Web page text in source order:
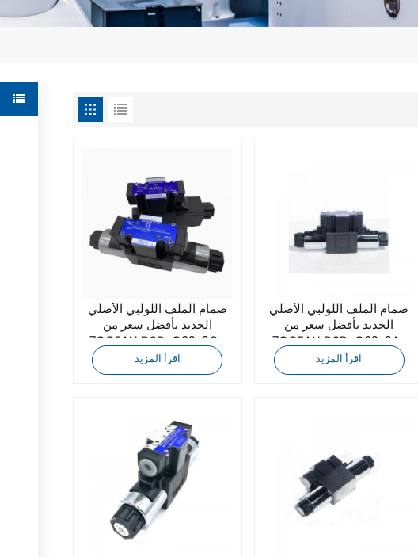
صمام الملف اللولبي الأصلي
الجديد بأفضل سعر من
7OCEAN DSD-G02-2C-
A110-90
اقرأ المزيد
صمام الملف اللولبي الأصلي
الجديد بأفضل سعر من
7OCEAN DSD-G02-2A-
DC24-72
اقرأ المزيد